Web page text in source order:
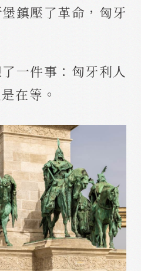
鎮壓了革命，匈牙
一件事：匈牙利人
在等。